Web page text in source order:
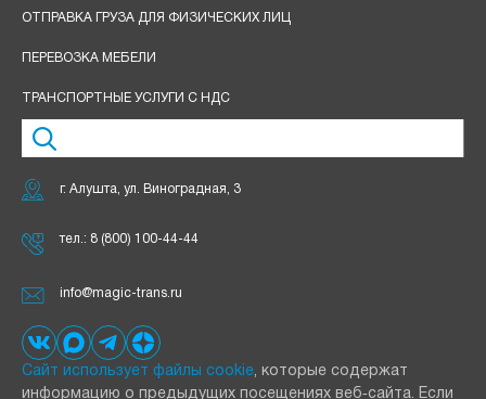
ОТПРАВКА ГРУЗА ДЛЯ ФИЗИЧЕСКИХ ЛИЦ
ПЕРЕВОЗКА МЕБЕЛИ
ТРАНСПОРТНЫЕ УСЛУГИ С НДС
г. Алушта, ул. Виноградная, 3
тел.: 8 (800) 100-44-44
info@magic-trans.ru
Сайт использует файлы cookie, которые содержат
информацию о предыдущих посещениях веб‑сайта. Если